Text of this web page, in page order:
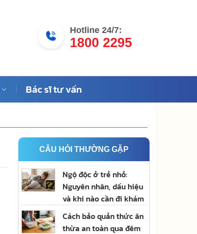
Hotline 24/7:
1800 2295
Bác sĩ tư vấn
CÂU HỎI THƯỜNG GẶP
Ngộ độc ở trẻ nhỏ:
Nguyên nhân, dấu hiệu
và khi nào cần đi khám
Cách bảo quản thức ăn
thừa an toàn qua đêm